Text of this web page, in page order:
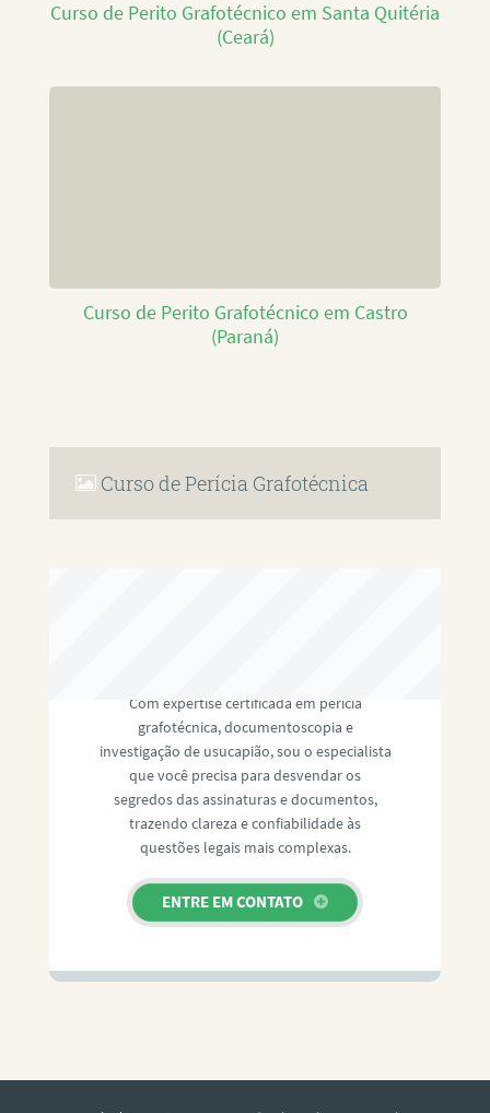
Curso de Perito Grafotécnico em Santa Quitéria
(Ceará)
Curso de Perito Grafotécnico em Castro
(Paraná)
Curso de Perícia Grafotécnica
Com expertise certificada em perícia
grafotécnica, documentoscopia e
investigação de usucapião, sou o especialista
que você precisa para desvendar os
segredos das assinaturas e documentos,
trazendo clareza e confiabilidade às
questões legais mais complexas.
ENTRE EM CONTATO